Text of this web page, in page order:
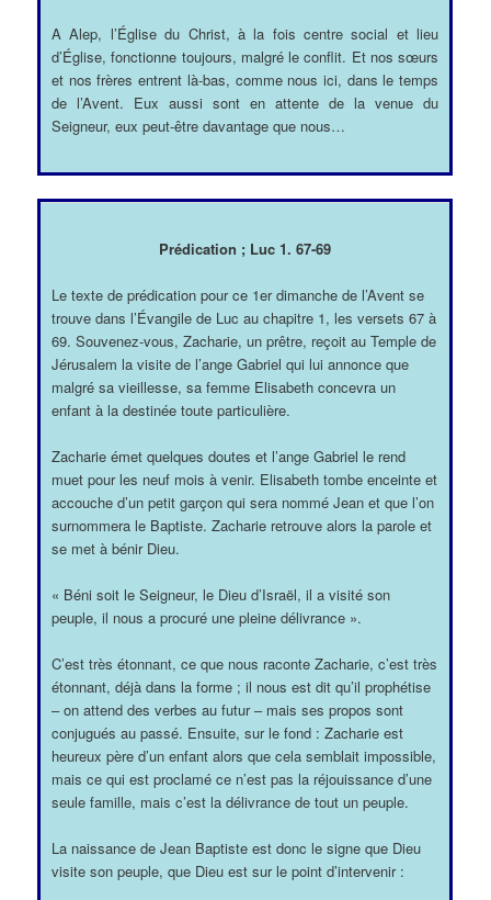
A Alep, l’Église du Christ, à la fois centre social et lieu
d’Église, fonctionne toujours, malgré le conflit. Et nos sœurs
et nos frères entrent là-bas, comme nous ici, dans le temps
de l’Avent. Eux aussi sont en attente de la venue du
Seigneur, eux peut-être davantage que nous…
Prédication ; Luc 1. 67-69
Le texte de prédication pour ce 1er dimanche de l’Avent se
trouve dans l’Évangile de Luc au chapitre 1, les versets 67 à
69. Souvenez-vous, Zacharie, un prêtre, reçoit au Temple de
Jérusalem la visite de l’ange Gabriel qui lui annonce que
malgré sa vieillesse, sa femme Elisabeth concevra un
enfant à la destinée toute particulière.
Zacharie émet quelques doutes et l’ange Gabriel le rend
muet pour les neuf mois à venir. Elisabeth tombe enceinte et
accouche d’un petit garçon qui sera nommé Jean et que l’on
surnommera le Baptiste. Zacharie retrouve alors la parole et
se met à bénir Dieu.
« Béni soit le Seigneur, le Dieu d’Israël, il a visité son
peuple, il nous a procuré une pleine délivrance ».
C’est très étonnant, ce que nous raconte Zacharie, c’est très
étonnant, déjà dans la forme ; il nous est dit qu’il prophétise
– on attend des verbes au futur – mais ses propos sont
conjugués au passé. Ensuite, sur le fond : Zacharie est
heureux père d’un enfant alors que cela semblait impossible,
mais ce qui est proclamé ce n’est pas la réjouissance d’une
seule famille, mais c’est la délivrance de tout un peuple.
La naissance de Jean Baptiste est donc le signe que Dieu
visite son peuple, que Dieu est sur le point d’intervenir :